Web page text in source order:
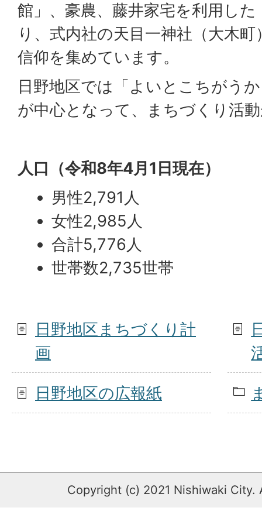
館」、豪農、藤井家宅を利用し
り、式内社の天目一神社（大木
信仰を集めています。
日野地区では「よいとこちがう
が中心となって、まちづくり活
人口（令和8年4月1日現在）
男性2,791人
女性2,985人
合計5,776人
世帯数2,735世帯
日野地区まちづくり計
画
日野地区の広報紙
Copyright (c) 2021 Nishiwaki City.